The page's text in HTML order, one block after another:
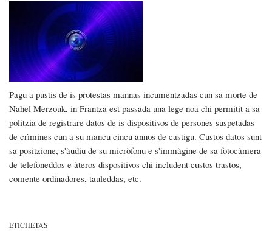
Pagu a pustis de is protestas mannas incumentzadas cun sa morte de
Nahel Merzouk, in Frantza est passada una lege noa chi permitit a sa
politzia de registrare datos de is dispositivos de persones suspetadas
de crìmines cun a su mancu cincu annos de castigu. Custos datos sunt
sa positzione, s'àudiu de su micròfonu e s'immàgine de sa fotocàmera
de telefoneddos e àteros dispositivos chi includent custos trastos,
comente ordinadores, tauleddas, etc.
ETICHETAS